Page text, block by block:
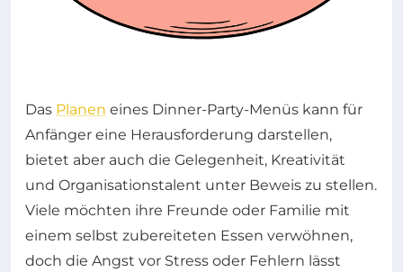
Das Planen eines Dinner-Party-Menüs kann für
Anfänger eine Herausforderung darstellen,
bietet aber auch die Gelegenheit, Kreativität
und Organisationstalent unter Beweis zu stellen.
Viele möchten ihre Freunde oder Familie mit
einem selbst zubereiteten Essen verwöhnen,
doch die Angst vor Stress oder Fehlern lässt